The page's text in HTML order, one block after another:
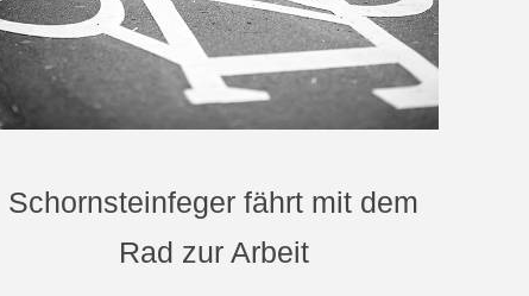
Schornsteinfeger fährt mit dem
Rad zur Arbeit